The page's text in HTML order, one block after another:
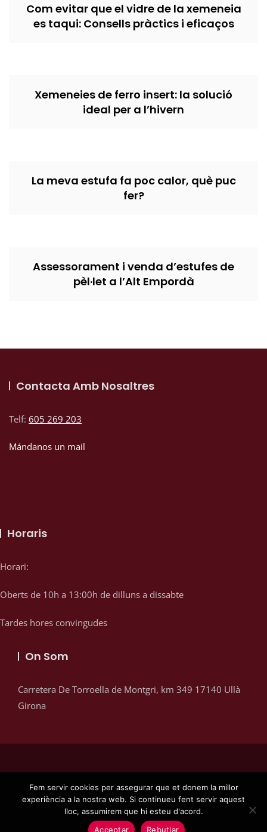
Com evitar que el vidre de la xemeneia
es taqui: Consells pràctics i eficaços
Xemeneies de ferro insert: la solució
ideal per a l’hivern
La meva estufa fa poc calor, què puc
fer?
Assessorament i venda d’estufes de
pèl·let a l’Alt Empordà
Contacta Amb Nosaltres
Telf: 605 269 203
Mándanos un mail
Horaris
Horari:
Oberts de 10h a 13:00h de dilluns a dissabte
Tardes hores convingudes
On Som
Carretera De Torroella de Montgri, km 349 17140 Ullà
Girona
Fem servir cookies per assegurar que et donem la millor
experiència a la nostra web. Si continueu fent servir aquest
lloc, assumirem que hi esteu d'acord.
Acceptar
Rebutjar